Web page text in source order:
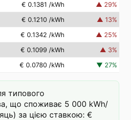
€ 0.1381 /kWh ▲ 29%
€ 0.1210 /kWh ▲ 13%
€ 0.1342 /kWh ▲ 25%
€ 0.1099 /kWh ▲ 3%
€ 0.0780 /kWh ▼ 27%
типового
що споживає 5 000 kWh/
за цією ставкою: €